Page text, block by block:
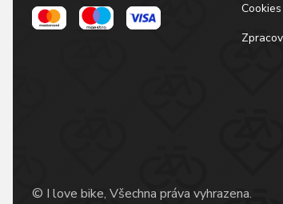
Cookies
© I love bike, Všechna práva vyhrazena.